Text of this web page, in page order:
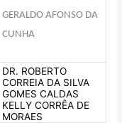
GERALDO AFONSO DA
CUNHA
DR. ROBERTO
CORREIA DA SILVA
GOMES CALDAS
KELLY CORRÊA DE
MORAES